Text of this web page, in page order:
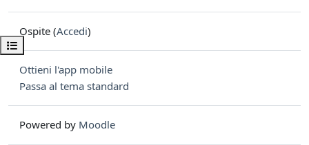
Apri indice del corso
Ospite (Accedi)
Ottieni l'app mobile
Passa al tema standard
Powered by Moodle